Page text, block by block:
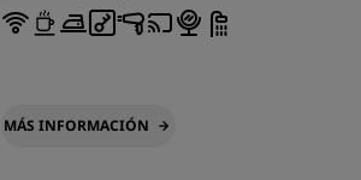
MÁS INFORMACIÓN